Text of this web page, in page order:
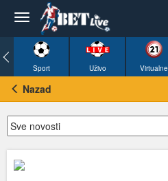
Sport Uživo Virtualne
Nazad